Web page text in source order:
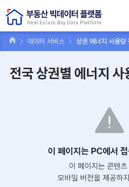
데이터 서비스 상권 에너지 사용량
전국 상권별 에너지
이 페이지는 PC에서
이 페이지는 콘텐
모바일 버전을 제공하